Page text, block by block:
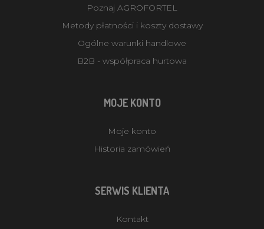
Poznaj AGROFORTEL
Metody płatności i koszty dostawy
Ogólne warunki handlowe
B2B - współpraca hurtowa
MOJE KONTO
Moje konto
Historia zamówień
SERWIS KLIENTA
Kontakt